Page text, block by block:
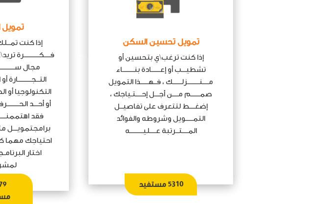
تمويل تحسين السكن
إذا كنت ترغب\ي بتحسين أو
تشطيـــب أو إعــــــادة بنــــــــاء
مــــنــــــــزلــــــك ، فــهـــــذا التمويل
صمــــــم مــــن أجـــل إحــــتـياجك ،
إضغــــط لتتعرف على تفاصيــل
التمـــــويل وشروطه والفوائد
المــــتــرتبة عــــليـــــــــه
5310مستفيد
تمويل
إذا كنت
فــــكــــــــــرة
مجال
التــجـــــــــارة
التكنولوجيا أو
أو أحـــد
فقد
برامجتمويـــل
احتياجك مهما كان
اختار